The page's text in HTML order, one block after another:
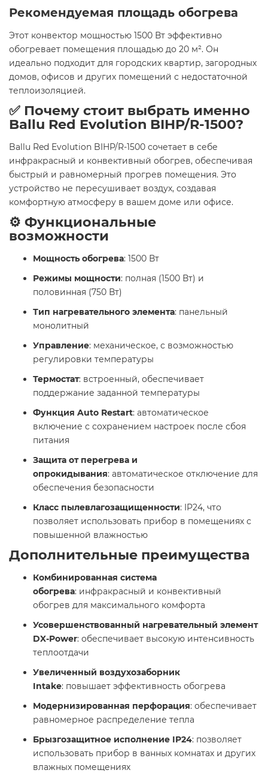
Рекомендуемая площадь обогрева
Этот конвектор мощностью 1500 Вт эффективно
обогревает помещения площадью до 20 м². Он
идеально подходит для городских квартир, загородных
домов, офисов и других помещений с недостаточной
теплоизоляцией.​
✅ Почему стоит выбрать именно
Ballu Red Evolution BIHP/R-1500?
Ballu Red Evolution BIHP/R-1500 сочетает в себе
инфракрасный и конвективный обогрев, обеспечивая
быстрый и равномерный прогрев помещения. Это
устройство не пересушивает воздух, создавая
комфортную атмосферу в вашем доме или офисе.​
⚙️ Функциональные
возможности
Мощность обогрева: 1500 Вт
Режимы мощности: полная (1500 Вт) и
половинная (750 Вт)
Тип нагревательного элемента: панельный
монолитный
Управление: механическое, с возможностью
регулировки температуры
Термостат: встроенный, обеспечивает
поддержание заданной температуры
Функция Auto Restart: автоматическое
включение с сохранением настроек после сбоя
питания
Защита от перегрева и
опрокидывания: автоматическое отключение для
обеспечения безопасности
Класс пылевлагозащищенности: IP24, что
позволяет использовать прибор в помещениях с
повышенной влажностью​
Дополнительные преимущества
Комбинированная система
обогрева: инфракрасный и конвективный
обогрев для максимального комфорта
Усовершенствованный нагревательный элемент
DX-Power: обеспечивает высокую интенсивность
теплоотдачи
Увеличенный воздухозаборник
Intake: повышает эффективность обогрева
Модернизированная перфорация: обеспечивает
равномерное распределение тепла
Брызгозащитное исполнение IP24: позволяет
использовать прибор в ванных комнатах и других
влажных помещениях